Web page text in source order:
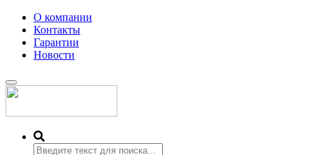
О компании
Контакты
Гарантии
Новости
Переключить
навигацию